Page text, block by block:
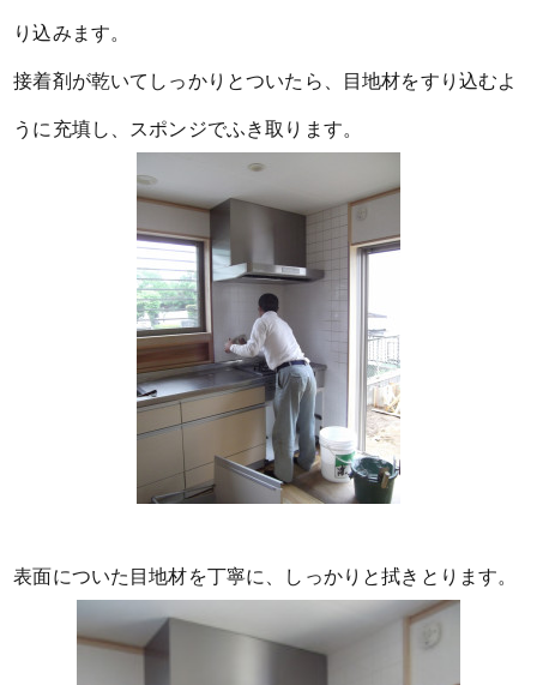
り込みます。
接着剤が乾いてしっかりとついたら、目地材をすり込むよ
うに充填し、スポンジでふき取ります。
表面についた目地材を丁寧に、しっかりと拭きとります。